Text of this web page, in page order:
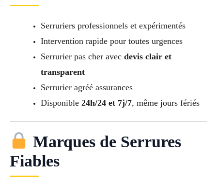
Serruriers professionnels et expérimentés
Intervention rapide pour toutes urgences
Serrurier pas cher avec devis clair et
transparent
Serrurier agréé assurances
Disponible 24h/24 et 7j/7, même jours fériés
Marques de Serrures
Fiables